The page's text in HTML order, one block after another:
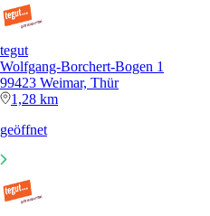
tegut
Wolfgang-Borchert-Bogen 1
99423 Weimar, Thür
1,28 km
geöffnet